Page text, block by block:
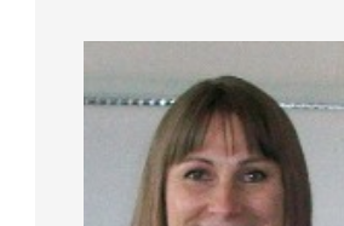
Bosenština
Bulharština
Burjatština
Čagatajské jazyky
Čečenština